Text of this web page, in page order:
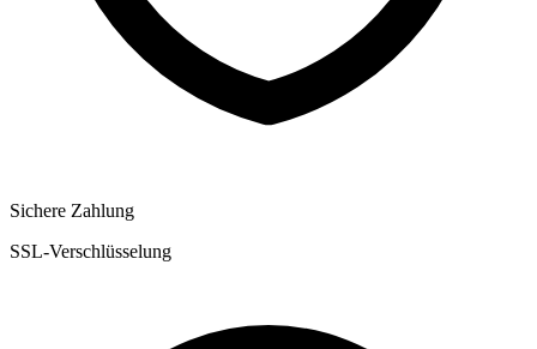
Sichere Zahlung
SSL-Verschlüsselung